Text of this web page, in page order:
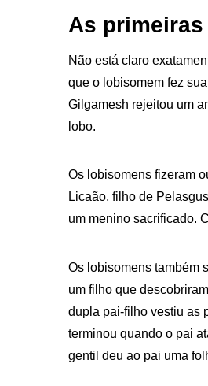
As
Não está claro
que o lobisomem fez
Gilgamesh rejeitou um
lobo.
Os lobisomens fizeram
Licaão, filho de
um menino sacrificado.
Os lobisomens também
um filho que
dupla pai-filho vestiu as
terminou quando o pai
gentil deu ao pai uma